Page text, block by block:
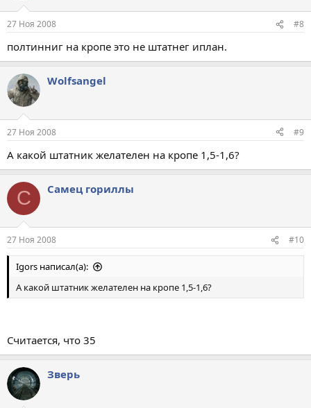
27 Ноя 2008 #8
полтинниг на кропе это не штатнег иплан.
Wolfsangel
27 Ноя 2008 #9
А какой штатник желателен на кропе 1,5-1,6?
С Самец гориллы
27 Ноя 2008 #10
Igors написал(а):
А какой штатник желателен на кропе 1,5-1,6?
Считается, что 35
Зверь